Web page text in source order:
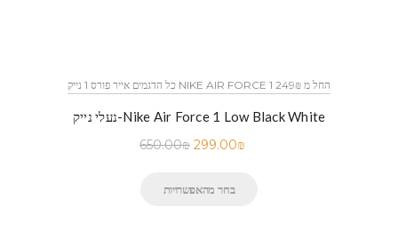
כל הדגמים אייר פורס 1 נייק NIKE AIR FORCE 1 החל מ 249₪
נעלי נייק-Nike Air Force 1 Low Black White
650.00₪ 299.00₪
בחר מהאפשרויות